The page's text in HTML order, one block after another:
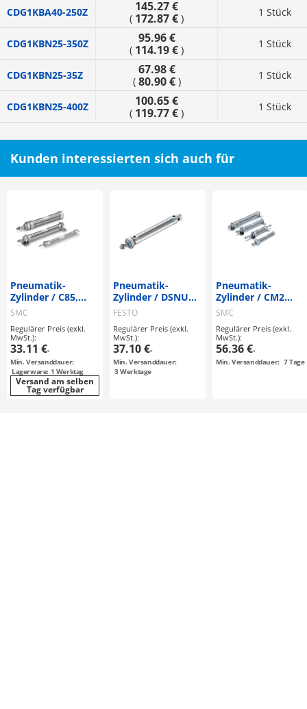
CDG1KBA40-250Z 145.27 €
( 172.87 € ) 1 Stück
CDG1KBN25-350Z 95.96 €
( 114.19 € ) 1 Stück
CDG1KBN25-35Z 67.98 €
( 80.90 €) 1 Stück
CDG1KBN25-400Z 100.65 €
( 119.77 € ) 1 Stück
Kunden interessierten sich auch für
Pneumatik-
Zylinder / C85,
CD85 / ISO 6432 /
rund /
Gewindeflansch-
Befestigung /
doppelt wirkend
SMC
Regulärer Preis (exkl.
MwSt.):
33.11 €-
Min. Versanddauer:
Lagerware: 1 Werktag
Versand am selben
Tag verfügbar
Pneumatik-
Zylinder / DSNU
Serie /
Rundzylinder
FESTO
Regulärer Preis (exkl.
MwSt.):
37.10 €-
Min. Versanddauer:
3Werktage
Pneumatik-
Zylinder / CM2
Serie /
Gewindeflansch-
Befestigung /
doppelt wirkend /
Kolbenstange
einseitig
SMC
Regulärer Preis (exkl.
MwSt.):
56.36 €-
Min. Versanddauer: 7Tage